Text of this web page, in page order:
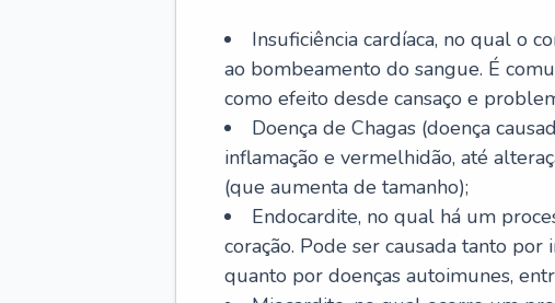
Insuficiência cardíaca, no qual o
ao bombeamento do sangue. É
como efeito desde cansaço e
Doença de Chagas (doença
inflamação e vermelhidão, até
(que aumenta de tamanho);
Endocardite, no qual há um
coração. Pode ser causada tanto
quanto por doenças autoimunes,